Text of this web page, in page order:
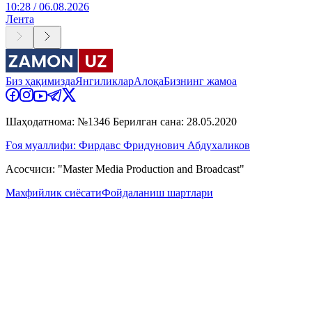
10:28 / 06.08.2026
Лента
Биз ҳақимиздаЯнгиликларАлоқаБизнинг жамоа
Шаҳодатнома: №1346 Берилган сана: 28.05.2020
Ғоя муаллифи: Фирдавс Фридунович Абдухаликов
Асосчиси: "Master Media Production and Broadcast"
Махфийлик сиёсатиФойдаланиш шартлари